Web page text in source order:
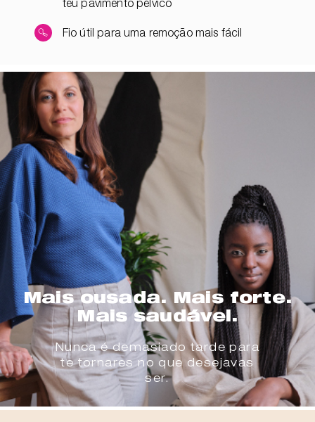
teu pavimento pélvico
Fio útil para uma remoção mais fácil
Mais ousada. Mais forte.
Mais saudável.
Nunca é demasiado tarde para
te tornares no que desejavas
ser.